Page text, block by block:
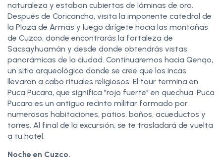
naturaleza y estaban cubiertas de láminas de oro.
Después de Coricancha, visita la imponente catedral de
la Plaza de Armas y luego dirígete hacia las montañas
de Cuzco, donde encontrarás la fortaleza de
Sacsayhuamán y desde donde obtendrás vistas
panorámicas de la ciudad. Continuaremos hacia Qenqo,
un sitio arqueológico donde se cree que los incas
llevaron a cabo rituales religiosos. El tour termina en
Puca Pucara, que significa "rojo fuerte" en quechua. Puca
Pucara es un antiguo recinto militar formado por
numerosas habitaciones, patios, baños, acueductos y
torres. Al final de la excursión, se te trasladará de vuelta
a tu hotel.
Noche en Cuzco.